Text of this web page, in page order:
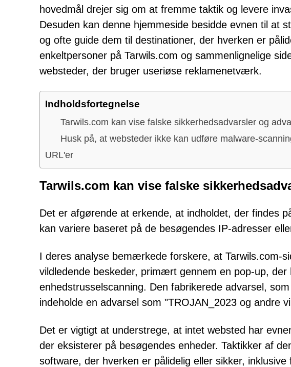
hovedmål drejer sig om at fremme taktik og levere
Desuden kan denne hjemmeside besidde evnen til at
og ofte guide dem til destinationer, der hverken er
enkeltpersoner på Tarwils.com og sammenlignelige
websteder, der bruger useriøse reklamenetværk.
Indholdsfortegnelse
Tarwils.com kan vise falske sikkerhedsadvarsler og
Husk på, at websteder ikke kan udføre malware-
URL'er
Tarwils.com kan vise falske
Det er afgørende at erkende, at indholdet, der findes
kan variere baseret på de besøgendes IP-adresser
I deres analyse bemærkede forskere, at Tarwils.com-
vildledende beskeder, primært gennem en pop-up,
enhedstrusselscanning. Den fabrikerede advarsel,
indeholde en advarsel som "TROJAN_2023 og andre
Det er vigtigt at understrege, at intet websted har
der eksisterer på besøgendes enheder. Taktikker af
software, der hverken er pålidelig eller sikker,